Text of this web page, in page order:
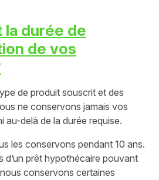
la durée de
de vos
de produit souscrit et des
ne conservons jamais vos
au-delà de la durée requise.
les conservons pendant 10 ans.
d’un prêt hypothécaire pouvant
conservons certaines